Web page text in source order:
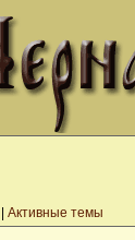
Активные темы